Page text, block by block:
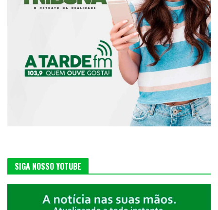
SIGA NOSSO YOTUBE